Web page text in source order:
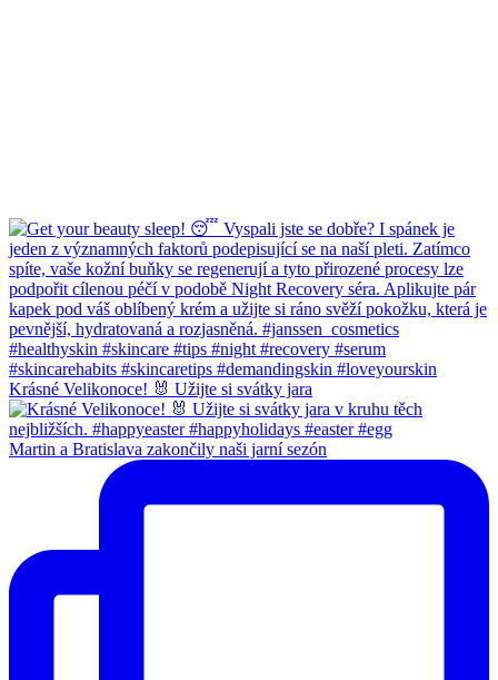
Krásné Velikonoce! 🐰 Užijte si svátky jara
Martin a Bratislava zakončily naši jarní sezón